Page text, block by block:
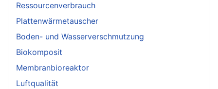
Ressourcenverbrauch
Plattenwärmetauscher
Boden- und Wasserverschmutzung
Biokomposit
Membranbioreaktor
Luftqualität